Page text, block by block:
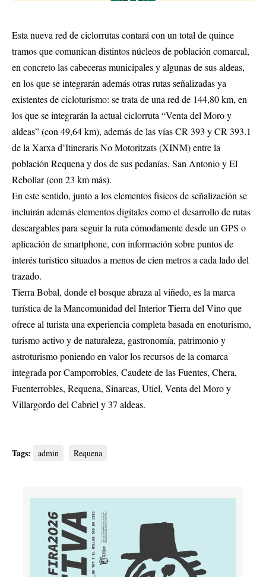
Esta nueva red de ciclorrutas contará con un total de quince
tramos que comunican distintos núcleos de población comarcal,
en concreto las cabeceras municipales y algunas de sus aldeas,
en los que se integrarán además otras rutas señalizadas ya
existentes de cicloturismo: se trata de una red de 144,80 km, en
los que se integrarán la actual ciclorruta “Venta del Moro y
aldeas” (con 49,64 km), además de las vías CR 393 y CR 393.1
de la Xarxa d’Itineraris No Motoritzats (XINM) entre la
población Requena y dos de sus pedanías, San Antonio y El
Rebollar (con 23 km más).
En este sentido, junto a los elementos físicos de señalización se
incluirán además elementos digitales como el desarrollo de rutas
descargables para seguir la ruta cómodamente desde un GPS o
aplicación de smartphone, con información sobre puntos de
interés turístico situados a menos de cien metros a cada lado del
trazado.
Tierra Bobal, donde el bosque abraza al viñedo, es la marca
turística de la Mancomunidad del Interior Tierra del Vino que
ofrece al turista una experiencia completa basada en enoturismo,
turismo activo y de naturaleza, gastronomía, patrimonio y
astroturismo poniendo en valor los recursos de la comarca
integrada por Camporrobles, Caudete de las Fuentes, Chera,
Fuenterrobles, Requena, Sinarcas, Utiel, Venta del Moro y
Villargordo del Cabriel y 37 aldeas.
Tags: admin Requena